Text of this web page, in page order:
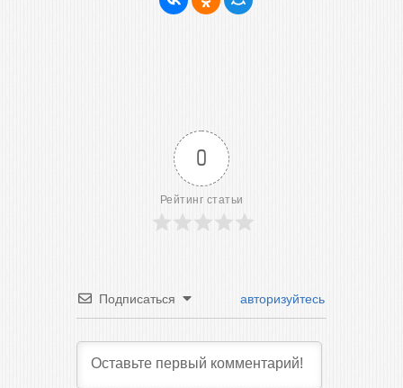
0
Рейтинг статьи
Подписаться авторизуйтесь